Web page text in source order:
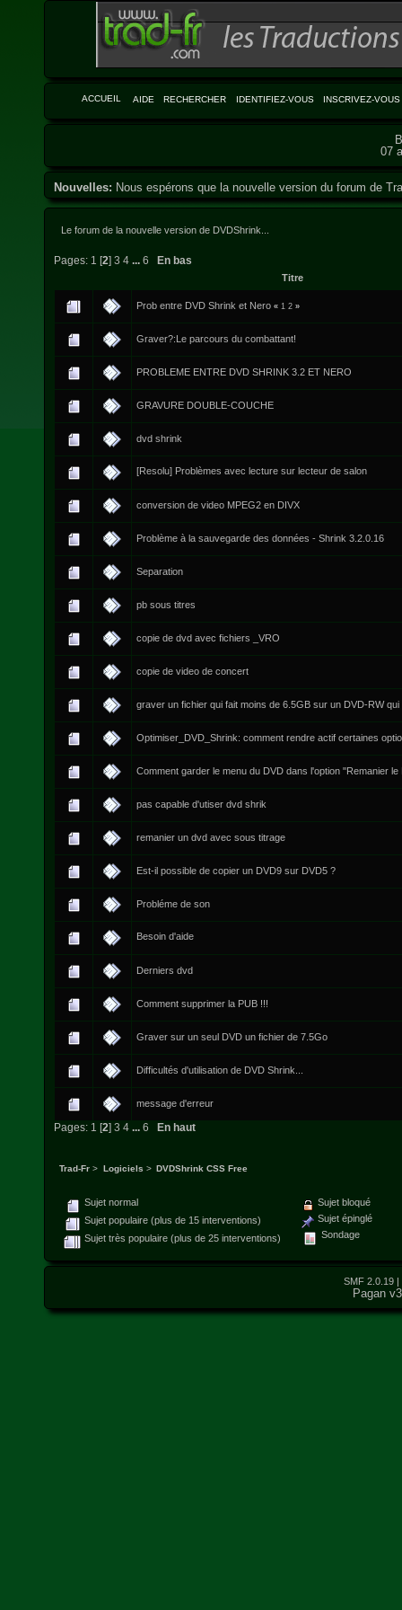
ACCUEIL AIDE RECHERCHER IDENTIFIEZ-VOUS INSCRIVEZ-VOUS
07
Nouvelles: Nous espérons que la nouvelle version du forum de
Le forum de la nouvelle version de DVDShrink...
Pages: 1 [2] 3 4 ... 6 En bas
Titre
Prob entre DVD Shrink et Nero «1 2 »
Graver?:Le parcours du combattant!
PROBLEME ENTRE DVD SHRINK 3.2 ET NERO
GRAVURE DOUBLE-COUCHE
dvd shrink
[Resolu] Problèmes avec lecture sur lecteur de salon
conversion de video MPEG2 en DIVX
Problème à la sauvegarde des données - Shrink 3.2.0.16
Separation
pb sous titres
copie de dvd avec fichiers _VRO
copie de video de concert
graver un fichier qui fait moins de 6.5GB sur un DVD-RW qui
Optimiser_DVD_Shrink: comment rendre actif certaines
Comment garder le menu du DVD dans l'option "Remanier le
pas capable d'utiser dvd shrik
remanier un dvd avec sous titrage
Est-il possible de copier un DVD9 sur DVD5 ?
Probléme de son
Besoin d'aide
Derniers dvd
Comment supprimer la PUB !!!
Graver sur un seul DVD un fichier de 7.5Go
Difficultés d'utilisation de DVD Shrink...
message d'erreur
Pages: 1 [2] 3 4 ... 6 En haut
Trad-Fr > Logiciels > DVDShrink CSS Free
Sujet normal
Sujet populaire (plus de 15 interventions)
Sujet très populaire (plus de 25 interventions)
Sujet bloqué
Sujet épinglé
Sondage
SMF 2.0.19 |
Pagan